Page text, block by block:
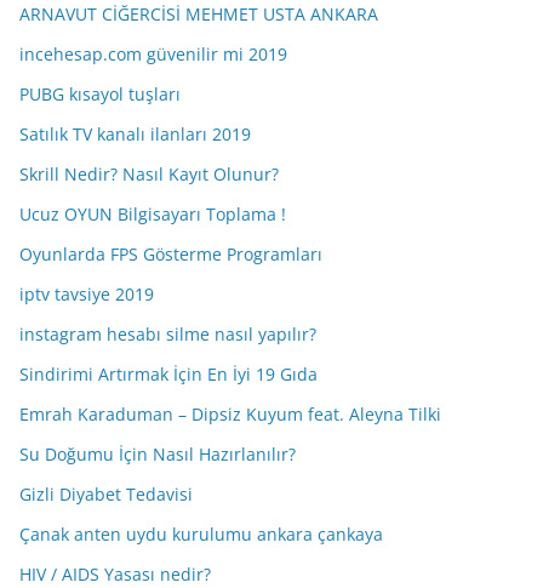
ARNAVUT CİĞERCİSİ MEHMET USTA ANKARA
incehesap.com güvenilir mi 2019
PUBG kısayol tuşları
Satılık TV kanalı ilanları 2019
Skrill Nedir? Nasıl Kayıt Olunur?
Ucuz OYUN Bilgisayarı Toplama !
Oyunlarda FPS Gösterme Programları
iptv tavsiye 2019
instagram hesabı silme nasıl yapılır?
Sindirimi Artırmak İçin En İyi 19 Gıda
Emrah Karaduman – Dipsiz Kuyum feat. Aleyna Tilki
Su Doğumu İçin Nasıl Hazırlanılır?
Gizli Diyabet Tedavisi
Çanak anten uydu kurulumu ankara çankaya
HIV / AIDS Yasası nedir?